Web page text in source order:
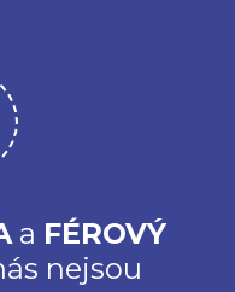
a FÉROVÝ
nejsou